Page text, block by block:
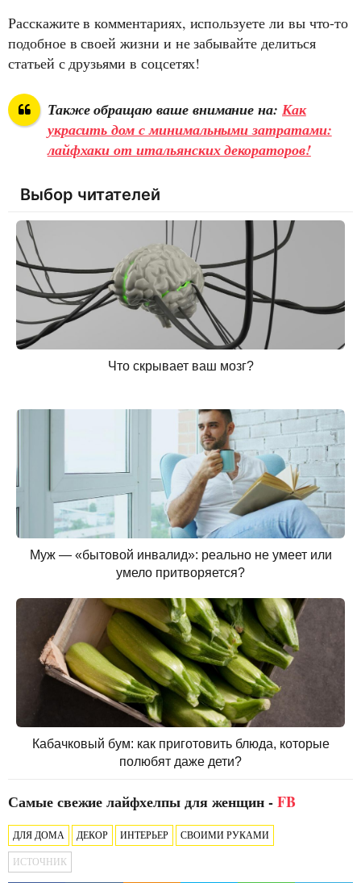
Расскажите в комментариях, используете ли вы что-то
подобное в своей жизни и не забывайте делиться
статьей с друзьями в соцсетях!
Также обращаю ваше внимание на:Как
украсить дом с минимальными затратами:
лайфхаки от итальянских декораторов!
Выбор читателей
Что скрывает ваш мозг?
Муж — «бытовой инвалид»: реально не умеет или
умело притворяется?
Кабачковый бум: как приготовить блюда, которые
полюбят даже дети?
Самые свежие лайфхелпы для женщин -FB
ДЛЯ ДОМА ДЕКОР ИНТЕРЬЕР СВОИМИ РУКАМИ
ИСТОЧНИК